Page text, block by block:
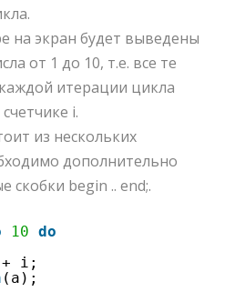
на экран будет выведены
от 1 до 10, т.е. все те
итерации цикла
i.
из нескольких
дополнительно
скобки begin .. end;.
10 do
+ i;
(a);